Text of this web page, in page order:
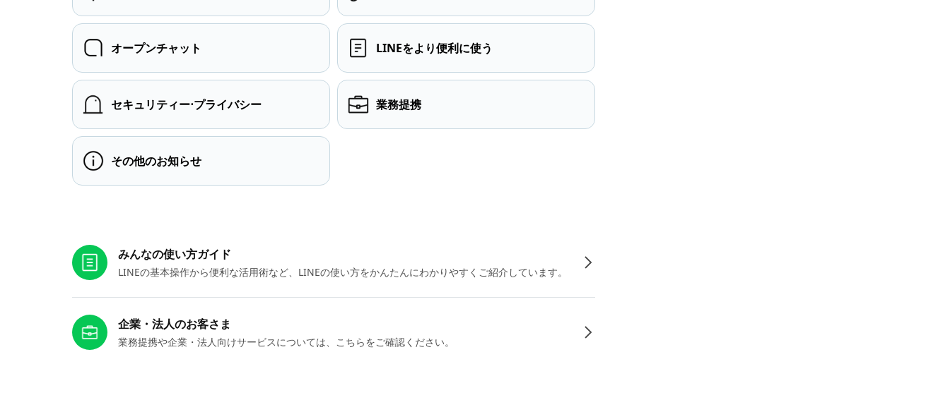
オープンチャット LINEをより便利に使う
セキュリティー⋅プライバシー 業務提携
その他のお知らせ
みんなの使い方ガイド
LINEの基本操作から便利な活用術など、LINEの使い方をかんたんにわかりやすくご紹介しています。
企業・法人のお客さま
業務提携や企業・法人向けサービスについては、こちらをご確認ください。